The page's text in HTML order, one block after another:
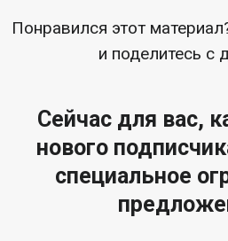
Понравился этот
и поделитесь с
Сейчас для вас,
нового
специальное